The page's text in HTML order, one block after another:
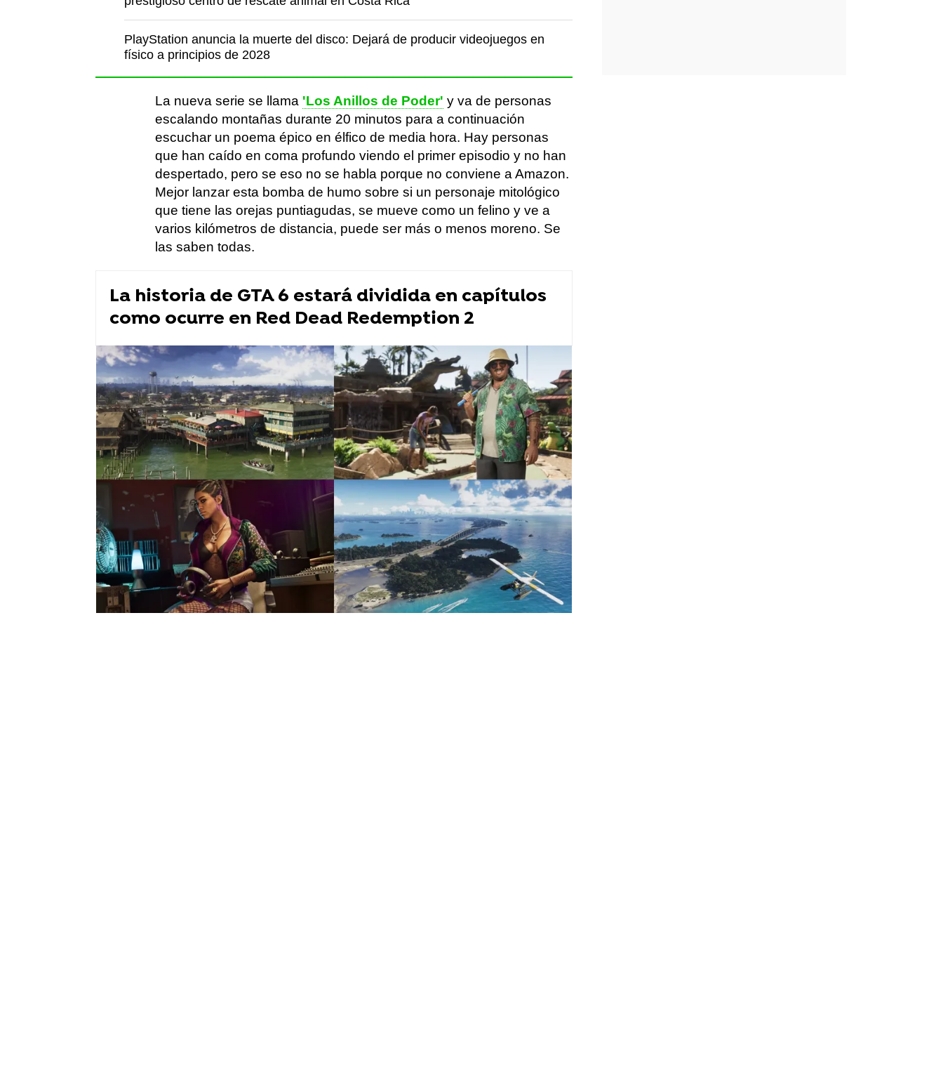
PlayStation anuncia la muerte del disco: Dejará de producir videojuegos en
físico a principios de 2028
La nueva serie se llama 'Los Anillos de Poder' y va de personas
escalando montañas durante 20 minutos para a continuación
escuchar un poema épico en élfico de media hora. Hay personas
que han caído en coma profundo viendo el primer episodio y no han
despertado, pero se eso no se habla porque no conviene a Amazon.
Mejor lanzar esta bomba de humo sobre si un personaje mitológico
que tiene las orejas puntiagudas, se mueve como un felino y ve a
varios kilómetros de distancia, puede ser más o menos moreno. Se
las saben todas.
La historia de GTA 6 estará dividida en capítulos
como ocurre en Red Dead Redemption 2
El Señor de los Anillos